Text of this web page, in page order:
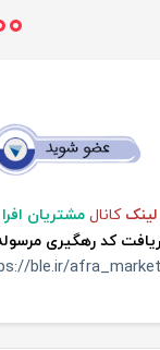
لینک کانال مشتریان
کد رهگیری
ble.ir/afra_market